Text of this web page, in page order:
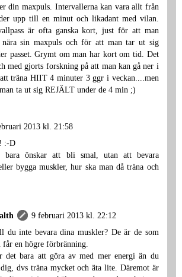
din maxpuls. Intervallerna kan vara allt från
upp till en minut och likadant med vilan.
är ofta ganska kort, just för att man
nära sin maxpuls och för att man tar ut sig
passet. Grymt om man har kort om tid. Det
med gjorts forskning på att man kan gå ner i
träna HIIT 4 minuter 3 ggr i veckan....men
ta ut sig REJÄLT under de 4 min ;)
2013 kl. 21:58
:-D
bara önskar att bli smal, utan att bevara
bygga muskler, hur ska man då träna och
9 februari 2013 kl. 22:12
du inte bevara dina muskler? De är de som
får en högre förbränning.
det bara att göra av med mer energi än du
dvs träna mycket och äta lite. Däremot är